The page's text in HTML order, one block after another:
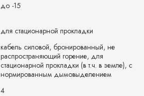
до -15
для стационарной прокладки
кабель силовой, бронированный, не
распространяющий горение, для
стационарной прокладки (в т.ч. в земле), с
нормированным дымовыделением
4